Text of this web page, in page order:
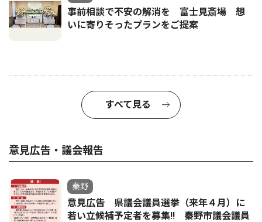
事前相談で不安の解消を 富士見斎場 想
いに寄りそったプランをご提案
すべて見る
意見広告・議会報告
秦野
意見広告 県議会議員選挙（来年４月）に
若い立候補予定者を募集‼ 秦野市議会議員